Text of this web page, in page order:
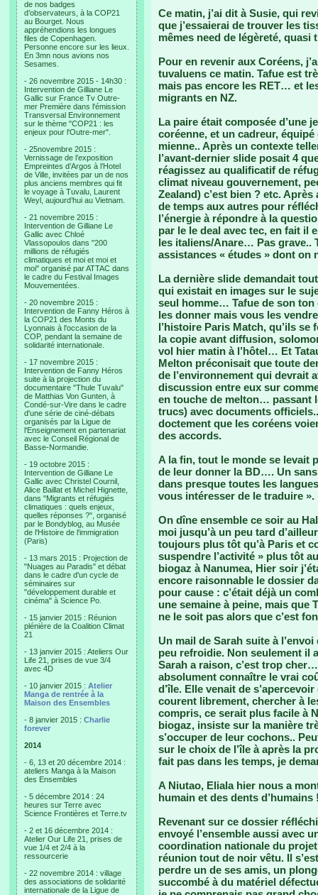
de nos badges
d’observateurs, à la COP21
au Bourget. Nous
appréhendions les longues
files de Copenhagen.
Personne encore sur les lieux.
En 3mn nous avions nos
Sesames.
- 26 novembre 2015 - 14h30 :
Intervention de Gilliane Le
Gallic sur France Tv Outre-
mer Première dans l'émission
Transversal Environnement
sur le thème "COP21 : les
enjeux pour l'Outre-mer".
- 25novembre 2015 :
Vernissage de l’exposition
Empreintes d’Argos à l’Hotel
de Ville, invitées par un de nos
plus anciens membres qui fit
le voyage à Tuvalu, Laurent
Weyl, aujourd’hui au Vietnam.
- 21 novembre 2015 :
Intervention de Gilliane Le
Gallic avec Chloé
Vlassopoulos dans "200
millions de réfugiés
climatiques et moi et moi et
moi" organisé par ATTAC dans
le cadre du Festival Images
Mouvementées.
- 20 novembre 2015 :
Intervention de Fanny Héros à
la COP21 des Monts du
Lyonnais à l'occasion de la
COP, pendant la semaine de
solidarité internationale.
- 17 novembre 2015 :
Intervention de Fanny Héros
suite à la projection du
documentaire "Thule Tuvalu"
de Matthias Von Gunten, à
Condé-sur-Vire dans le cadre
d'une série de ciné-débats
organisés par la Ligue de
l'Enseignement en partenariat
avec le Conseil Régional de
Basse-Normandie.
- 19 octobre 2015 :
Intervention de Gilliane Le
Gallic avec Christel Cournil,
Alice Baillat et Michel Hignette,
dans "Migrants et réfugiés
climatiques : quels enjeux,
quelles réponses ?", organisé
par le Bondyblog, au Musée
de l'Histoire de l'immigration
(Paris)
- 13 mars 2015 : Projection de
"Nuages au Paradis" et débat
dans le cadre d'un cycle de
séminaires sur
"développement durable et
cinéma" à Science Po.
- 15 janvier 2015 : Réunion
plénière de la Coalition Climat
21
- 13 janvier 2015 : Ateliers Our
Life 21, prises de vue 3/4
avec 4D
- 10 janvier 2015 : Atelier
Manga de rentrée à la
Maison des Ensembles
- 8 janvier 2015 : Charlie
forever
2014
- 6, 13 et 20 décembre 2014 :
ateliers Manga à la Maison
des Ensembles
- 5 décembre 2014 : 24
heures sur Terre avec
Science Frontières et Terre.tv
- 2 et 16 décembre 2014 :
Atelier Our Life 21, prises de
vue 1/4 et 2/4 à la
ressourcerie
- 22 novembre 2014 : village
des associations de solidarité
internationale de la Ligue de
Ce matin, j’ai dit à Susie, qui
que j’essaierai de trouver les
mêmes need de légèreté,
Pour en revenir aux Coréens,
tuvaluens ce matin. Tafue est
mais pas encore les RET… et
migrants en NZ.
La paire était composée d’une
coréenne, et un cadreur,
mienne.. Après un contexte
l’avant-dernier slide posait 4
réagissez au qualificatif de
climat niveau gouvernement,
Zealand) c’est bien ? etc.
de temps aux autres pour
l’énergie à répondre à la
par le le deal avec tec, en fait il
les italiens/Anare… Pas grave..
assistances « études » dont on
La dernière slide demandait
qui existait en images sur le
seul homme… Tafue de son ton
les donner mais vous les
l’histoire Paris Match, qu’ils
la copie avant diffusion,
vol hier matin à l’hôtel… Et
Melton préconisait que toute
de l’environnement qui devrait
discussion entre eux sur
en touche de melton… passant
trucs) avec documents
doctement que les coréens
des accords.
A la fin, tout le monde se levait
de leur donner la BD…. Un
dans presque toutes les
vous intéresser de le traduire
On dîne ensemble ce soir au
moi jusqu’à un peu tard
toujours plus tôt qu’à Paris et
suspendre l’activité » plus tôt
biogaz à Nanumea, Hier soir
encore raisonnable le dossier
pour cause : c’était déjà un
une semaine à peine, mais que
ne le soit pas alors que c’est
Un mail de Sarah suite à
peu refroidie. Non seulement il
Sarah a raison, c’est trop
absolument connaître le vrai
d’île. Elle venait de
courent librement, chercher à
compris, ce serait plus facile à
biogaz, insiste sur la manière
s’occuper de leur cochons..
sur le choix de l’île à après la
fait pas dans les temps, je
A Niutao, Eliala hier nous a
humain et des dents
Revenant sur ce dossier
envoyé l’ensemble aussi avec
coordination nationale du
réunion tout de noir vêtu. Il
perdre un de ses amis, un
succombé à du matériel